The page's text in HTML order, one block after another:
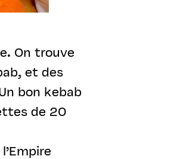
On trouve
et des
bon kebab
de 20